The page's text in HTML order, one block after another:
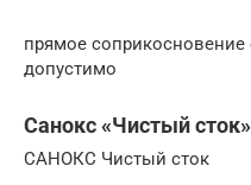
прямое
допустимо
Санокс «Чистый сток»
САНОКС Чистый сток